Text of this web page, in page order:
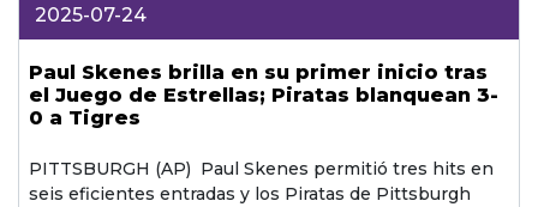
2025-07-24
Paul Skenes brilla en su primer inicio tras
el Juego de Estrellas; Piratas blanquean 3-
0 a Tigres
PITTSBURGH (AP)  Paul Skenes permitió tres hits en
seis eficientes entradas y los Piratas de Pittsburgh